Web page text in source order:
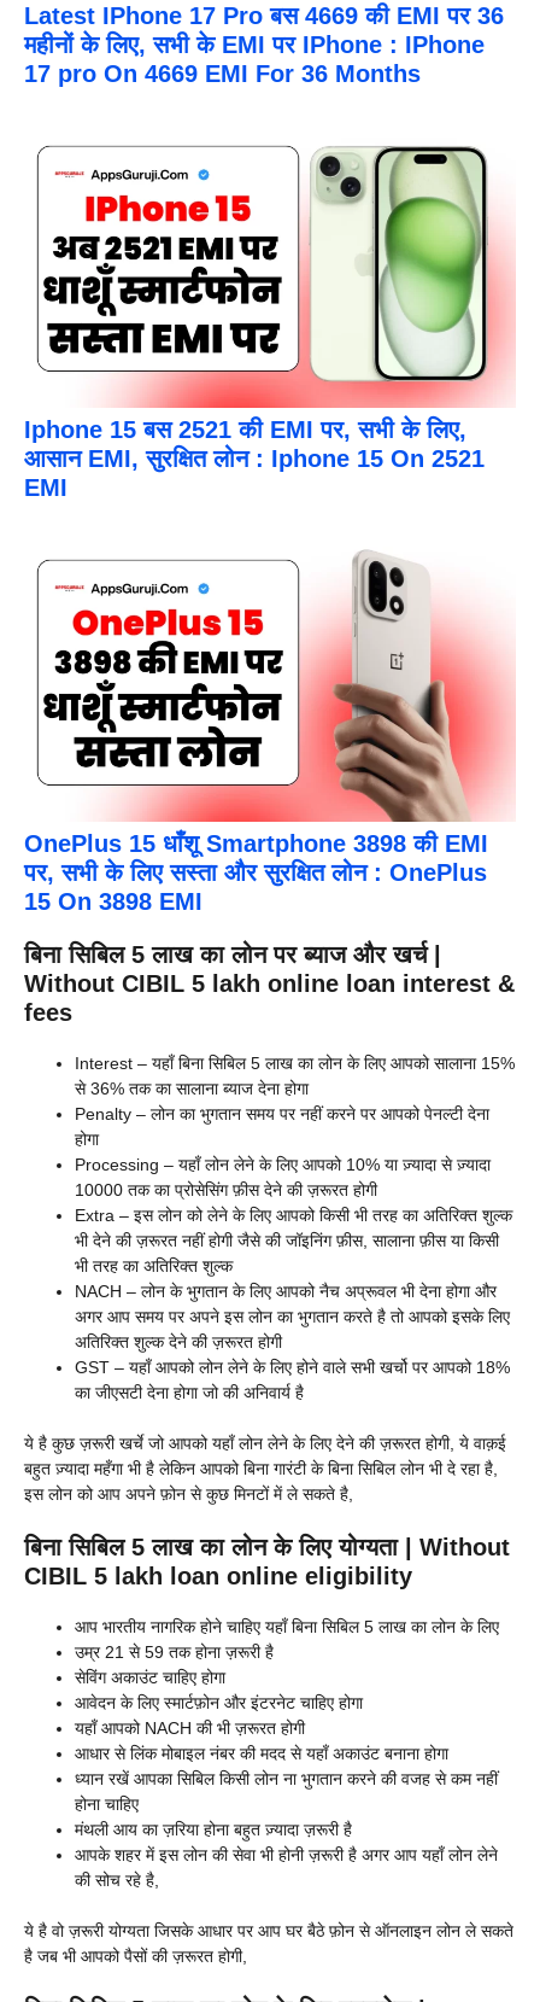
Latest IPhone 17 Pro बस 4669 की EMI पर 36
महीनों के लिए, सभी के EMI पर IPhone : IPhone
17 pro On 4669 EMI For 36 Months
Iphone 15 बस 2521 की EMI पर, सभी के लिए,
आसान EMI, सुरक्षित लोन : Iphone 15 On 2521
EMI
OnePlus 15 धाँशू Smartphone 3898 की EMI
पर, सभी के लिए सस्ता और सुरक्षित लोन : OnePlus
15 On 3898 EMI
बिना सिबिल 5 लाख का लोन पर ब्याज और खर्च |
Without CIBIL 5 lakh online loan interest &
fees
Interest – यहाँ बिना सिबिल 5 लाख का लोन के लिए आपको सालाना 15%
से 36% तक का सालाना ब्याज देना होगा
Penalty – लोन का भुगतान समय पर नहीं करने पर आपको पेनल्टी देना
होगा
Processing – यहाँ लोन लेने के लिए आपको 10% या ज़्यादा से ज़्यादा
10000 तक का प्रोसेसिंग फ़ीस देने की ज़रूरत होगी
Extra – इस लोन को लेने के लिए आपको किसी भी तरह का अतिरिक्त शुल्क
भी देने की ज़रूरत नहीं होगी जैसे की जॉइनिंग फ़ीस, सालाना फ़ीस या किसी
भी तरह का अतिरिक्त शुल्क
NACH – लोन के भुगतान के लिए आपको नैच अप्रूवल भी देना होगा और
अगर आप समय पर अपने इस लोन का भुगतान करते है तो आपको इसके लिए
अतिरिक्त शुल्क देने की ज़रूरत होगी
GST – यहाँ आपको लोन लेने के लिए होने वाले सभी खर्चो पर आपको 18%
का जीएसटी देना होगा जो की अनिवार्य है
ये है कुछ ज़रूरी खर्चे जो आपको यहाँ लोन लेने के लिए देने की ज़रूरत होगी, ये वाक़ई
बहुत ज़्यादा महँगा भी है लेकिन आपको बिना गारंटी के बिना सिबिल लोन भी दे रहा है,
इस लोन को आप अपने फ़ोन से कुछ मिनटों में ले सकते है,
बिना सिबिल 5 लाख का लोन के लिए योग्यता | Without
CIBIL 5 lakh loan online eligibility
आप भारतीय नागरिक होने चाहिए यहाँ बिना सिबिल 5 लाख का लोन के लिए
उम्र 21 से 59 तक होना ज़रूरी है
सेविंग अकाउंट चाहिए होगा
आवेदन के लिए स्मार्टफ़ोन और इंटरनेट चाहिए होगा
यहाँ आपको NACH की भी ज़रूरत होगी
आधार से लिंक मोबाइल नंबर की मदद से यहाँ अकाउंट बनाना होगा
ध्यान रखें आपका सिबिल किसी लोन ना भुगतान करने की वजह से कम नहीं
होना चाहिए
मंथली आय का ज़रिया होना बहुत ज़्यादा ज़रूरी है
आपके शहर में इस लोन की सेवा भी होनी ज़रूरी है अगर आप यहाँ लोन लेने
की सोच रहे है,
ये है वो ज़रूरी योग्यता जिसके आधार पर आप घर बैठे फ़ोन से ऑनलाइन लोन ले सकते
है जब भी आपको पैसों की ज़रूरत होगी,